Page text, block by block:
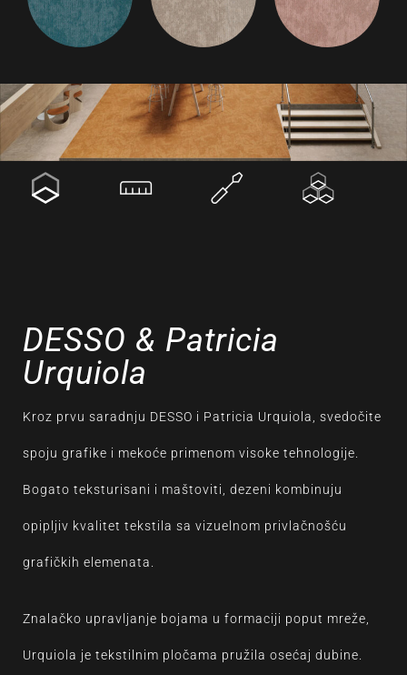
DESSO & Patricia
Urquiola
Kroz prvu saradnju DESSO i Patricia Urquiola, svedočite
spoju grafike i mekoće primenom visoke tehnologije.
Bogato teksturisani i maštoviti, dezeni kombinuju
opipljiv kvalitet tekstila sa vizuelnom privlačnošću
grafičkih elemenata.
Znalačko upravljanje bojama u formaciji poput mreže,
Urquiola je tekstilnim pločama pružila osećaj dubine.